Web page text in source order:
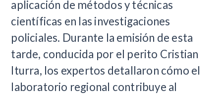
aplicación de métodos y técnicas
científicas en las investigaciones
policiales. Durante la emisión de esta
tarde, conducida por el perito Cristian
Iturra, los expertos detallaron cómo el
laboratorio regional contribuye al